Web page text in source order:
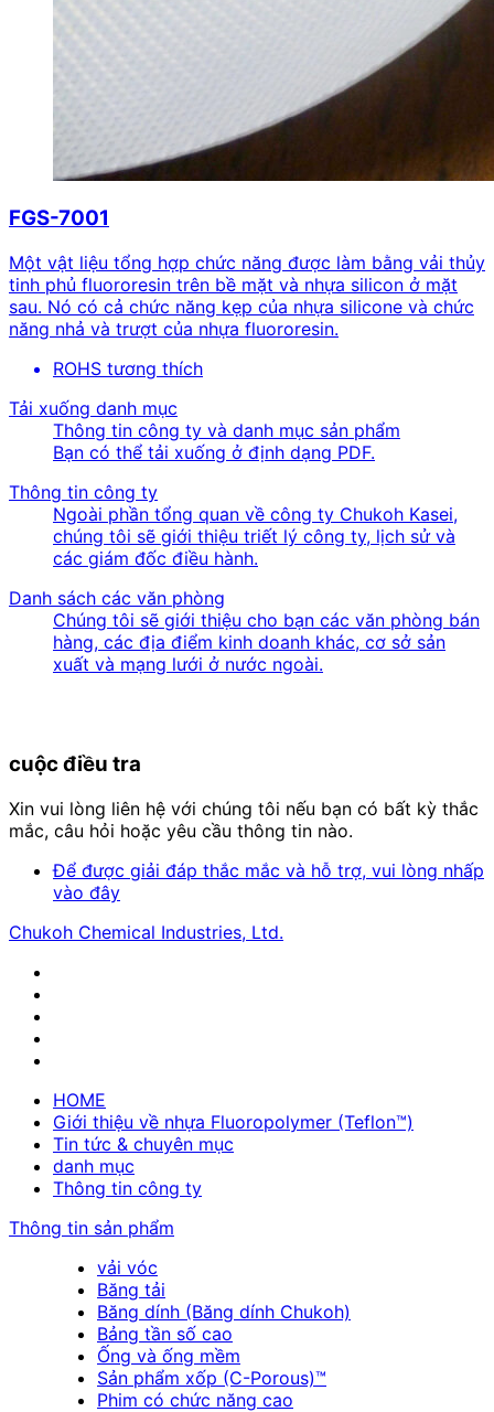
FGS-7001
Một vật liệu tổng hợp chức năng được làm bằng vải thủy
tinh phủ fluororesin trên bề mặt và nhựa silicon ở mặt
sau. Nó có cả chức năng kẹp của nhựa silicone và chức
năng nhả và trượt của nhựa fluororesin.
ROHS tương thích
Tải xuống danh mục
Thông tin công ty và danh mục sản phẩm
Bạn có thể tải xuống ở định dạng PDF.
Thông tin công ty
Ngoài phần tổng quan về công ty Chukoh Kasei,
chúng tôi sẽ giới thiệu triết lý công ty, lịch sử và
các giám đốc điều hành.
Danh sách các văn phòng
Chúng tôi sẽ giới thiệu cho bạn các văn phòng bán
hàng, các địa điểm kinh doanh khác, cơ sở sản
xuất và mạng lưới ở nước ngoài.
cuộc điều tra
Xin vui lòng liên hệ với chúng tôi nếu bạn có bất kỳ thắc
mắc, câu hỏi hoặc yêu cầu thông tin nào.
Để được giải đáp thắc mắc và hỗ trợ, vui lòng nhấp
vào đây
Chukoh Chemical Industries, Ltd.
HOME
Giới thiệu về nhựa Fluoropolymer (Teflon™)
Tin tức & chuyên mục
danh mục
Thông tin công ty
Thông tin sản phẩm
vải vóc
Băng tải
Băng dính (Băng dính Chukoh)
Bảng tần số cao
Ống và ống mềm
Sản phẩm xốp (C-Porous)™
Phim có chức năng cao